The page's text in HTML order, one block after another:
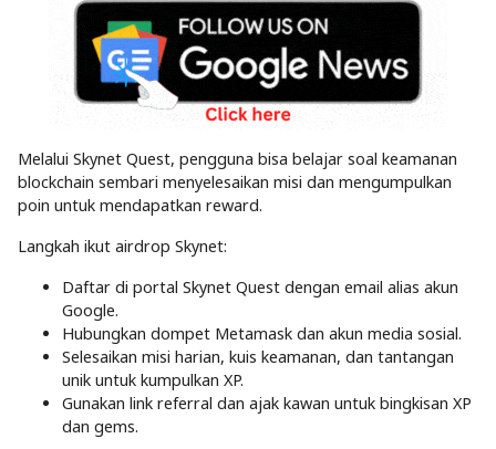
Melalui Skynet Quest, pengguna bisa belajar soal keamanan
blockchain sembari menyelesaikan misi dan mengumpulkan
poin untuk mendapatkan reward.
Langkah ikut airdrop Skynet:
Daftar di portal Skynet Quest dengan email alias akun
Google.
Hubungkan dompet Metamask dan akun media sosial.
Selesaikan misi harian, kuis keamanan, dan tantangan
unik untuk kumpulkan XP.
Gunakan link referral dan ajak kawan untuk bingkisan XP
dan gems.